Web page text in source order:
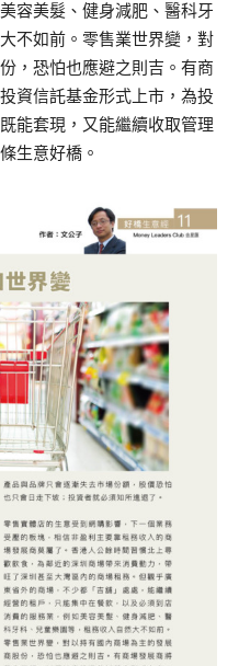
容美髮、健身減肥、醫科牙
不如前。零售業世界變，對
，恐怕也應避之則吉。有商
資信託基金形式上市，為投
能套現，又能繼續收取管理
生意好橋。